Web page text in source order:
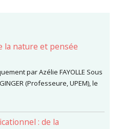
la nature et pensée
par Azélie FAYOLLE Sous
(Professeure, UPEM), le
: de la